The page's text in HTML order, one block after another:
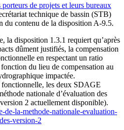
de projets et leurs bureaux
technique de bassin (STB)
du contenu de la disposition A-9.5.
la disposition 1.3.1 requiert qu’après
dûment justifiés, la compensation
en respectant un ratio
du lieu de compensation au
impactée.
les deux SDAGE
nationale d’évaluation des
2 actuellement disponible).
de-la-methode-nationale-evaluation-
version-2